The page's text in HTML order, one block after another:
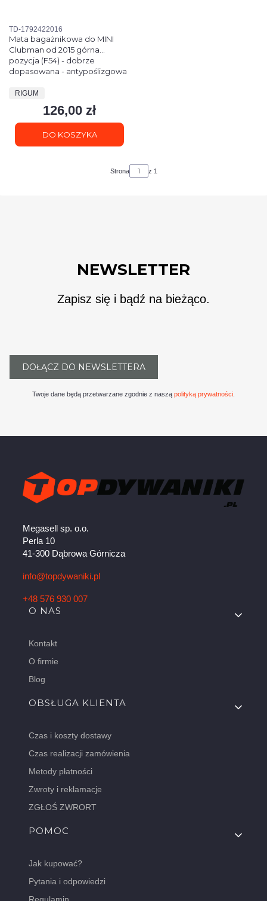
Kod produktu
TD-1792422016
Mata bagażnikowa do MINI
Clubman od 2015 górna
pozycja (F54) - dobrze
dopasowana - antypoślizgowa
PRODUCENT
RIGUM
Cena
126,00 zł
DO KOSZYKA
Strona z 1
NEWSLETTER
Zapisz się i bądź na bieżąco.
DOŁĄCZ DO NEWSLETTERA
Twoje dane będą przetwarzane zgodnie z naszą polityką prywatności
Megasell sp. o.o.
Perla 10
41-300 Dąbrowa Górnicza
info@topdywaniki.pl
+48 576 930 007
Linki w stopce
O NAS
Kontakt
O firmie
Blog
OBSŁUGA KLIENTA
Czas i koszty dostawy
Czas realizacji zamówienia
Metody płatności
Zwroty i reklamacje
ZGŁOŚ ZWRORT
POMOC
Jak kupować?
Pytania i odpowiedzi